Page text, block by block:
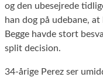
og den ubesejrede
han dog på udebane,
Begge havde stort
split decision.
34-årige Perez ser